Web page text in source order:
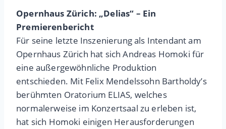
Opernhaus Zürich: „Delias“ – Ein
Premierenbericht
Für seine letzte Inszenierung als Intendant am
Opernhaus Zürich hat sich Andreas Homoki für
eine außergewöhnliche Produktion
entschieden. Mit Felix Mendelssohn Bartholdy’s
berühmten Oratorium ELIAS, welches
normalerweise im Konzertsaal zu erleben ist,
hat sich Homoki einigen Herausforderungen